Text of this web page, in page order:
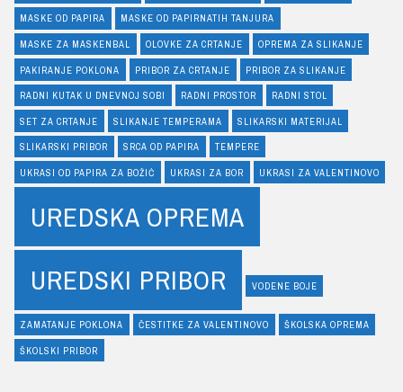
MASKE OD PAPIRA MASKE OD PAPIRNATIH TANJURA
MASKE ZA MASKENBAL OLOVKE ZA CRTANJE OPREMA ZA SLIKANJE
PAKIRANJE POKLONA PRIBOR ZA CRTANJE PRIBOR ZA SLIKANJE
RADNI KUTAK U DNEVNOJ SOBI RADNI PROSTOR RADNI STOL
SET ZA CRTANJE SLIKANJE TEMPERAMA SLIKARSKI MATERIJAL
SLIKARSKI PRIBOR SRCA OD PAPIRA TEMPERE
UKRASI OD PAPIRA ZA BOŽIĆ UKRASI ZA BOR UKRASI ZA VALENTINOVO
UREDSKA OPREMA
UREDSKI PRIBOR
VODENE BOJE
ZAMATANJE POKLONA ČESTITKE ZA VALENTINOVO ŠKOLSKA OPREMA
ŠKOLSKI PRIBOR